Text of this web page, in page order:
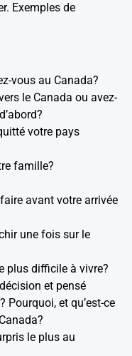
Exemples de
vous au Canada?
le Canada ou avez-
votre pays
famille?
avant votre arrivée
une fois sur le
plus difficile à vivre?
et pensé
Pourquoi, et qu’est-ce
le plus au